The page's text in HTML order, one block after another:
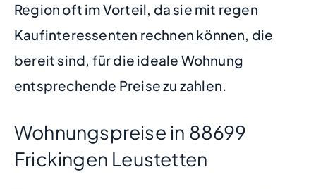
Region oft im Vorteil, da sie mit regen
Kaufinteressenten rechnen können, die
bereit sind, für die ideale Wohnung
entsprechende Preise zu zahlen.
Wohnungspreise in 88699
Frickingen Leustetten